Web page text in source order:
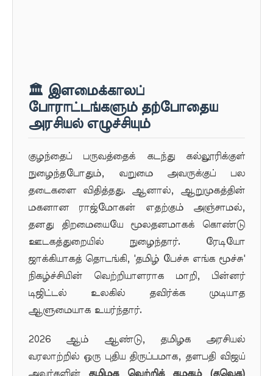
🏛️ இளமைக்காலப்
போராட்டங்களும் தற்போதைய
அரசியல் எழுச்சியும்
குழந்தைப் பருவத்தைக் கடந்து கல்லூரிக்குள்
நுழைந்தபோதும், வறுமை அவருக்குப் பல
தடைகளை விதித்தது. ஆனால், ஆறுமுகத்தின்
மகனான ராஜ்மோகன் எதற்கும் அஞ்சாமல்,
தனது திறமையையே மூலதனமாகக் கொண்டு
ஊடகத்துறையில் நுழைந்தார். ரேடியோ
ஜாக்கியாகத் தொடங்கி, 'தமிழ் பேச்சு எங்க மூச்சு'
நிகழ்ச்சியின் வெற்றியாளராக மாறி, பின்னர்
டிஜிட்டல் உலகில் தவிர்க்க முடியாத
ஆளுமையாக உயர்ந்தார்.
2026 ஆம் ஆண்டு, தமிழக அரசியல்
வரலாற்றில் ஒரு புதிய திருப்பமாக, தளபதி விஜய்
அவர்களின் தமிழக வெற்றிக் கழகம் (தவெக)